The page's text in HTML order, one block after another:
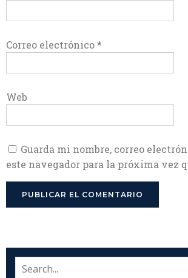
Correo electrónico*
Web
Guarda mi nombre, correo
este navegador para la próxima vez